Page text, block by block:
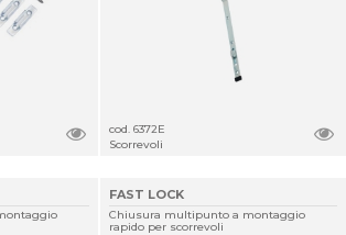
cod. 6372E
Scorrevoli
FAST LOCK
Chiusura multipunto a montaggio
rapido per scorrevoli